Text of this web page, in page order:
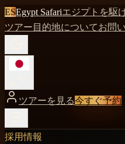
ESEgypt Safariエジプトを駆
ツアー 目的地についてお問
ツアーを見る今すぐ予約
採用情報